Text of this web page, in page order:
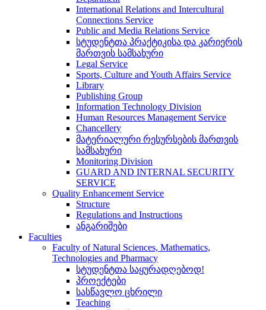
International Relations and Intercultural
Connections Service
Public and Media Relations Service
სტუდენტთა პრაქტიკისა და კარიერის
მართვის სამსახური
Legal Service
Sports, Culture and Youth Affairs Service
Library
Publishing Group
Information Technology Division
Human Resources Management Service
Chancellery
მატერიალური რესურსების მართვის
სამსახური
Monitoring Division
GUARD AND INTERNAL SECURITY
SERVICE
Quality Enhancement Service
Structure
Regulations and Instructions
ანგარიშები
Faculties
Faculty of Natural Sciences, Mathematics,
Technologies and Pharmacy
სტუდენტთა საყურადღებოდ!
პროექტები
სასწავლო ცხრილი
Teaching